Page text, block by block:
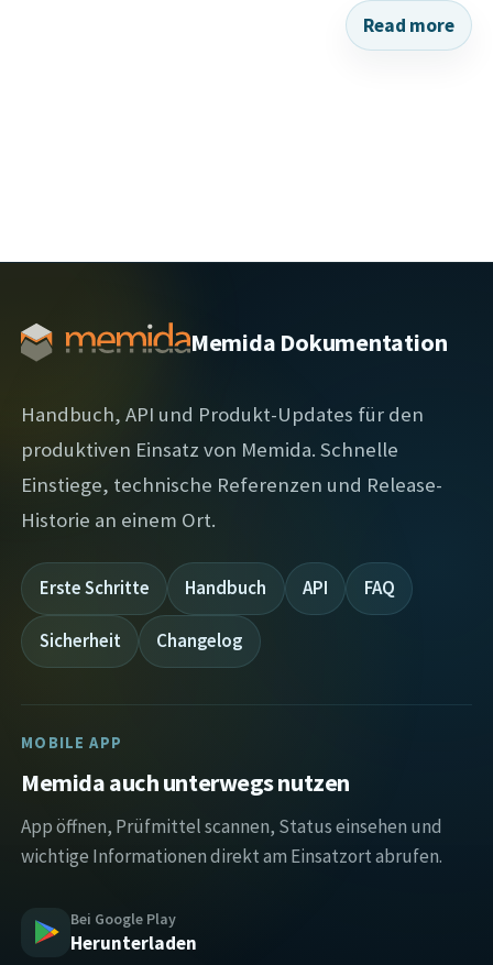
Read more
Memida Dokumentation
Handbuch, API und Produkt-Updates für den
produktiven Einsatz von Memida. Schnelle
Einstiege, technische Referenzen und Release-
Historie an einem Ort.
Erste Schritte Handbuch API FAQ
Sicherheit Changelog
MOBILE APP
Memida auch unterwegs nutzen
App öffnen, Prüfmittel scannen, Status einsehen und
wichtige Informationen direkt am Einsatzort abrufen.
Bei Google Play
Herunterladen